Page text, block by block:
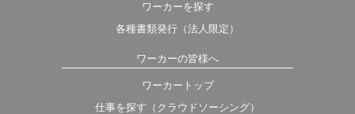
ワーカーを探す
各種書類発行（法人限定）
ワーカーの皆様へ
ワーカートップ
仕事を探す（クラウドソーシング）